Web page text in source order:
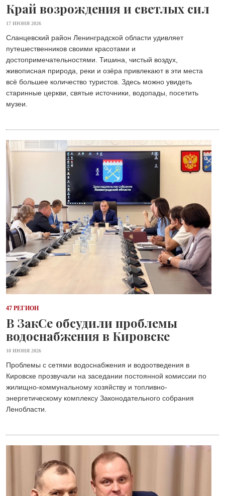
Край возрождения и светлых сил
17 ИЮНЯ 2026
Сланцевский район Ленинградской области удивляет
путешественников своими красотами и
достопримечательностями. Тишина, чистый воздух,
живописная природа, реки и озёра привлекают в эти места
всё большее количество туристов. Здесь можно увидеть
старинные церкви, святые источники, водопады, посетить
музеи.
47 РЕГИОН
В ЗакСе обсудили проблемы
водоснабжения в Кировске
10 ИЮНЯ 2026
Проблемы с сетями водоснабжения и водоотведения в
Кировске прозвучали на заседании постоянной комиссии по
жилищно-коммунальному хозяйству и топливно-
энергетическому комплексу Законодательного собрания
Ленобласти.